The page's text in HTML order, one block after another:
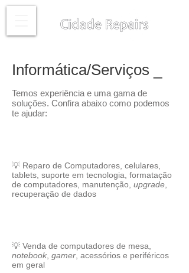
Informática/Serviços _
Temos experiência e uma gama de
soluções. Confira abaixo como podemos
te ajudar:
💡 Reparo de Computadores, celulares,
tablets, suporte em tecnologia, formatação
de computadores, manutenção, upgrade
recuperação de dados
💡 Venda de computadores de mesa,
notebook gamer , acessórios e periféricos
em geral